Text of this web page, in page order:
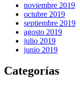
noviembre 2019
octubre 2019
septiembre 2019
agosto 2019
julio 2019
junio 2019
Categorías